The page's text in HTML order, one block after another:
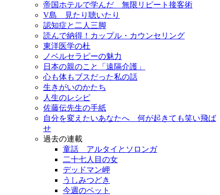
帝国ホテルで学んだ 無限リピート接客術
V島 見たり聴いたり
認知症と二人三脚
読んで納得！カップル・カウンセリング
東洋医学の杜
ノベルセラピーの魅力
日本の親のこと「遠隔介護」
心も体もブスだった私の話
生きがいのかたち
人生のレシピ
佐藤伝先生の手紙
自分を変えたいあなたへ 何が起きても笑い飛ば
せ
過去の連載
童話 アルタイとソロンガ
二十七人目の女
デッドマン岬
うしみつどき
今週のペット